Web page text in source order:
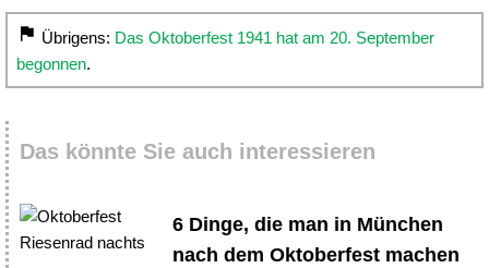
Übrigens: Das Oktoberfest 1941 hat am 20. September
begonnen.
Das könnte Sie auch interessieren
6 Dinge, die man in München
nach dem Oktoberfest machen